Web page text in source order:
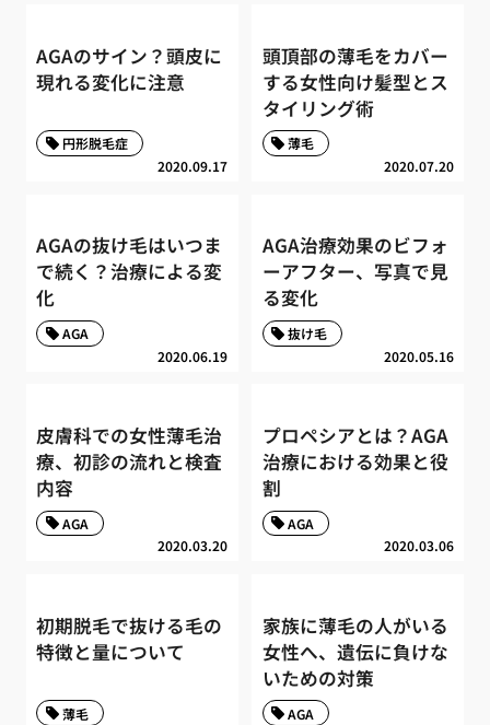
AGAのサイン？頭皮に
現れる変化に注意
2020.09.17
円形脱毛症
頭頂部の薄毛をカバー
する女性向け髪型とス
タイリング術
2020.07.20
薄毛
AGAの抜け毛はいつま
で続く？治療による変
化
2020.06.19
AGA
AGA治療効果のビフォ
ーアフター、写真で見
る変化
2020.05.16
抜け毛
皮膚科での女性薄毛治
療、初診の流れと検査
内容
2020.03.20
AGA
プロペシアとは？AGA
治療における効果と役
割
2020.03.06
AGA
初期脱毛で抜ける毛の
特徴と量について
薄毛
家族に薄毛の人がいる
女性へ、遺伝に負けな
いための対策
AGA